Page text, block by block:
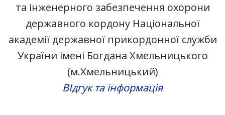
та інженерного забезпечення охорони
державного кордону Національної
академії державної прикордонної служби
України імені Богдана Хмельницького
(м.Хмельницький)
ВІдгук та інформація